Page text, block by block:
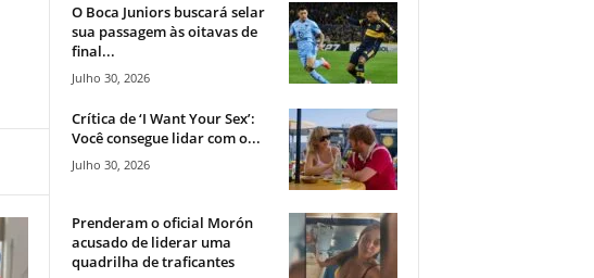
O Boca Juniors buscará selar
sua passagem às oitavas de
final...
Julho 30, 2026
Crítica de ‘I Want Your Sex’:
Você consegue lidar com o...
Julho 30, 2026
Prenderam o oficial Morón
acusado de liderar uma
quadrilha de traficantes